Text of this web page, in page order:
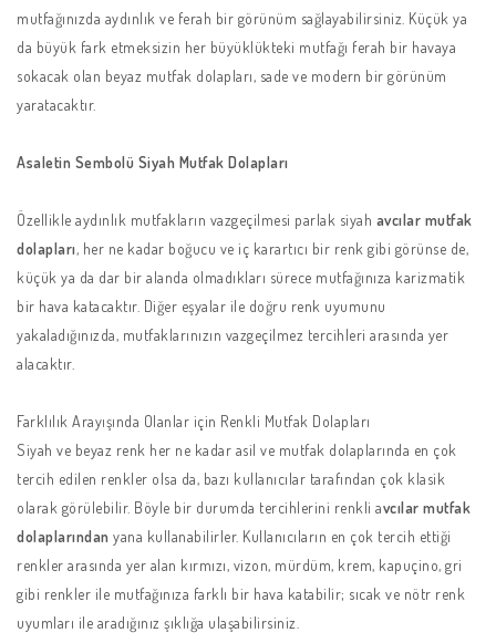
mutfağınızda aydınlık ve ferah bir görünüm sağlayabilirsiniz. Küçük ya
da büyük fark etmeksizin her büyüklükteki mutfağı ferah bir havaya
sokacak olan beyaz mutfak dolapları, sade ve modern bir görünüm
yaratacaktır.
Asaletin Sembolü Siyah Mutfak Dolapları
Özellikle aydınlık mutfakların vazgeçilmesi parlak siyah avcılar mutfak
dolapları, her ne kadar boğucu ve iç karartıcı bir renk gibi görünse de,
küçük ya da dar bir alanda olmadıkları sürece mutfağınıza karizmatik
bir hava katacaktır. Diğer eşyalar ile doğru renk uyumunu
yakaladığınızda, mutfaklarınızın vazgeçilmez tercihleri arasında yer
alacaktır.
Farklılık Arayışında Olanlar için Renkli Mutfak Dolapları
Siyah ve beyaz renk her ne kadar asil ve mutfak dolaplarında en çok
tercih edilen renkler olsa da, bazı kullanıcılar tarafından çok klasik
olarak görülebilir. Böyle bir durumda tercihlerini renkli avcılar mutfak
dolaplarından yana kullanabilirler. Kullanıcıların en çok tercih ettiği
renkler arasında yer alan kırmızı, vizon, mürdüm, krem, kapuçino, gri
gibi renkler ile mutfağınıza farklı bir hava katabilir; sıcak ve nötr renk
uyumları ile aradığınız şıklığa ulaşabilirsiniz.